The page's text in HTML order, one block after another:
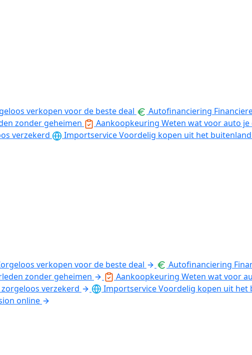
verkopen voor de beste deal Autofinanciering
zonder geheimen Aankoopkeuring Weten wat voor auto
verzekerd ImportserviceVoordelig kopen uit het buitenland
verkopen voor de beste deal Autofinanciering
zonder geheimen Aankoopkeuring Weten wat voor
verzekerd ImportserviceVoordelig kopen uit het
online